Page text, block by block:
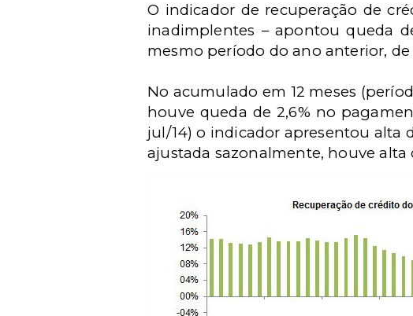
O indicador de recuperação de
inadimplentes – apontou queda
mesmo período do ano anterior,
No acumulado em 12 meses
houve queda de 2,6% no
jul/14) o indicador apresentou alta
ajustada sazonalmente, houve alta